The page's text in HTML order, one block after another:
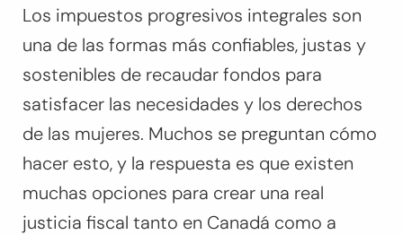
Los impuestos progresivos integrales son
una de las formas más confiables, justas y
sostenibles de recaudar fondos para
satisfacer las necesidades y los derechos
de las mujeres. Muchos se preguntan cómo
hacer esto, y la respuesta es que existen
muchas opciones para crear una real
justicia fiscal tanto en Canadá como a